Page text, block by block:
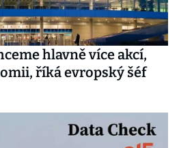
hlavně více akcí,
říká evropský šéf